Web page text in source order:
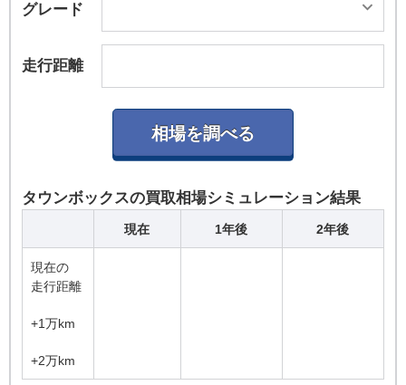
グレード
走行距離
タウンボックスの買取相場シミュレーション結果
現在 1年後 2年後
現在の
走行距離
+1万km
+2万km